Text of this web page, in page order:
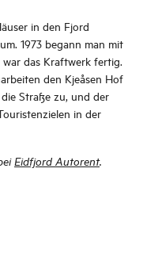
in den Fjord
1973 begann man mit
war das Kraftwerk fertig.
den Kjeåsen Hof
Straße zu, und der
in der
Eidfjord Autorent.